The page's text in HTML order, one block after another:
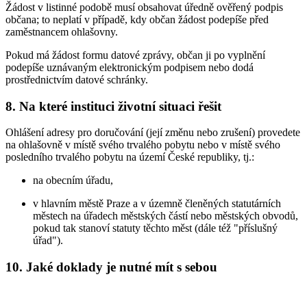
Žádost v listinné podobě musí obsahovat úředně ověřený podpis
občana; to neplatí v případě, kdy občan žádost podepíše před
zaměstnancem ohlašovny.
Pokud má žádost formu datové zprávy, občan ji po vyplnění
podepíše uznávaným elektronickým podpisem nebo dodá
prostřednictvím datové schránky.
8. Na které instituci životní situaci řešit
Ohlášení adresy pro doručování (její změnu nebo zrušení) provedete
na ohlašovně v místě svého trvalého pobytu nebo v místě svého
posledního trvalého pobytu na území České republiky, tj.:
na obecním úřadu,
v hlavním městě Praze a v územně členěných statutárních
městech na úřadech městských částí nebo městských obvodů,
pokud tak stanoví statuty těchto měst (dále též "příslušný
úřad").
10. Jaké doklady je nutné mít s sebou